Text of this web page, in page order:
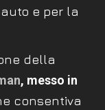
e per la
della
, messo in
consentiva